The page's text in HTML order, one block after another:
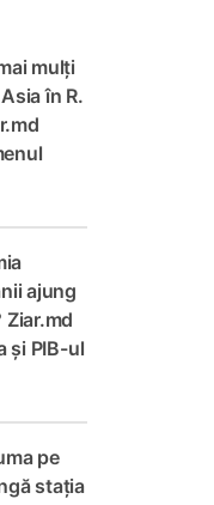
mulți
în R.
ajung
și PIB-ul
pe
stația